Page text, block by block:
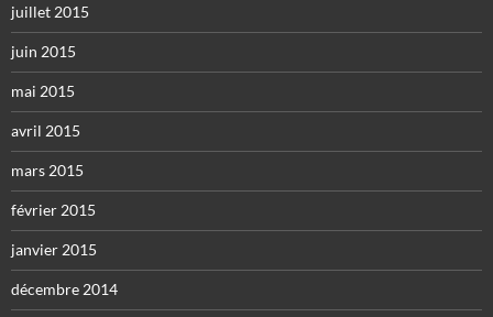
juillet 2015
juin 2015
mai 2015
avril 2015
mars 2015
février 2015
janvier 2015
décembre 2014